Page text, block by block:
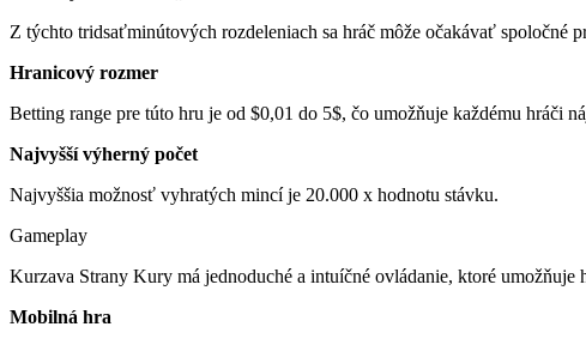
Z týchto tridsaťminútových rozdeleniach sa hráč môže očakávať spoločné
Hranicový rozmer
Betting range pre túto hru je od $0,01 do 5$, čo umožňuje každému hráči
Najvyšší výherný počet
Najvyššia možnosť vyhratých mincí je 20.000 x hodnotu stávku.
Gameplay
Kurzava Strany Kury má jednoduché a intuíčné ovládanie, ktoré
Mobilná hra